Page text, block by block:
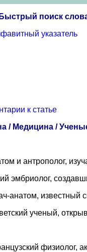
поиск
указатель
к статье
/ Медицина /
и антрополог,
эмбриолог,
анатом, известный
ученый,
физиолог,